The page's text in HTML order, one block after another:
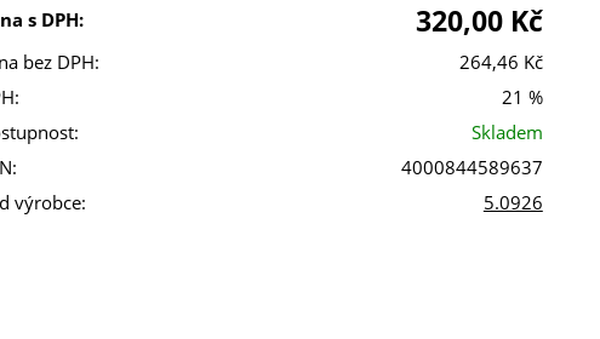
s DPH:
320,00 Kč
bez DPH:
264,46 Kč
21 %
Skladem
4000844589637
výrobce:
5.0926